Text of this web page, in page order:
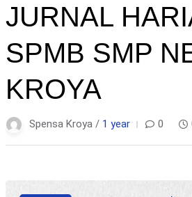
JURNAL
SPMB SMP
KROYA
Spensa Kroya / 1 year 0